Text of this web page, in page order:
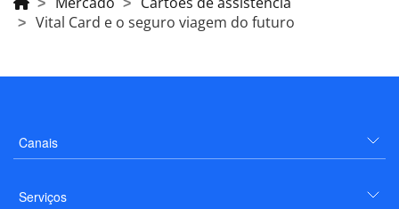
Vital Card e o seguro viagem do futuro
Canais
Serviços